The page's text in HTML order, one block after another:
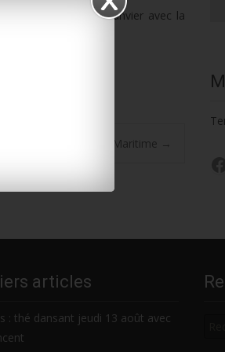
aura lieu le 11 janvier avec la
en Charente-Maritime →
articles
: thé dansant jeudi 13 août avec